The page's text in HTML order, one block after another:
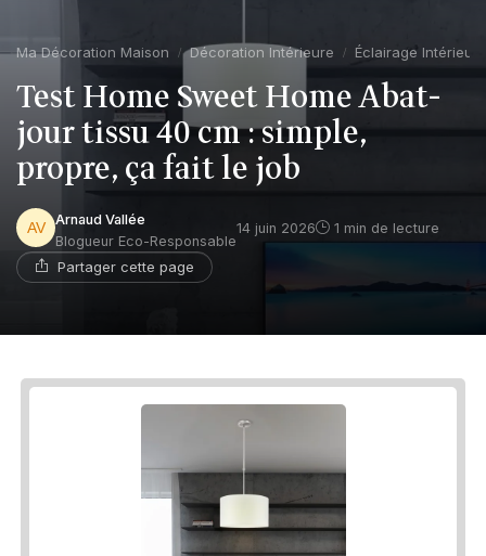
Ma Décoration Maison Décoration Intérieure Éclairage Intérieur
Test Home Sweet Home Abat-
jour tissu 40 cm : simple,
propre, ça fait le job
Arnaud Vallée
Blogueur Eco-Responsable
14 juin 2026 1 min de lecture
Partager cette page